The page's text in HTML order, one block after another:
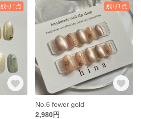
残り1点 残り1点
No.6 fower gold
2,980円